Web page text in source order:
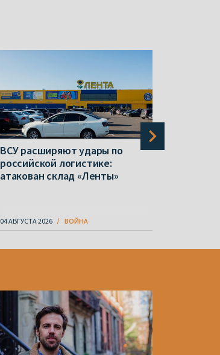
ВСУ расширяют удары по
российской логистике:
атакован склад «Ленты»
04 АВГУСТА 2026 ВОЙНА